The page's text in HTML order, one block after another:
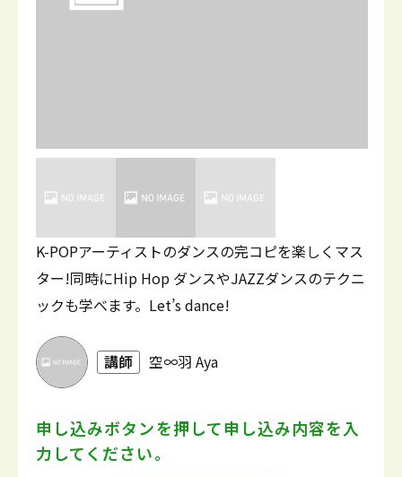
K-POPアーティストのダンスの完コピを楽しくマス
ター!同時にHip Hop ダンスやJAZZダンスのテクニ
ックも学べます。Let’s dance!
講師 空∞羽 Aya
申し込みボタンを押して申し込み内容を入
力してください。